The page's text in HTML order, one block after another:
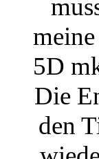
5D
Die
den